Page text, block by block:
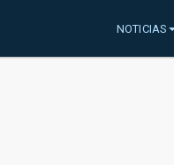
NOTICIAS